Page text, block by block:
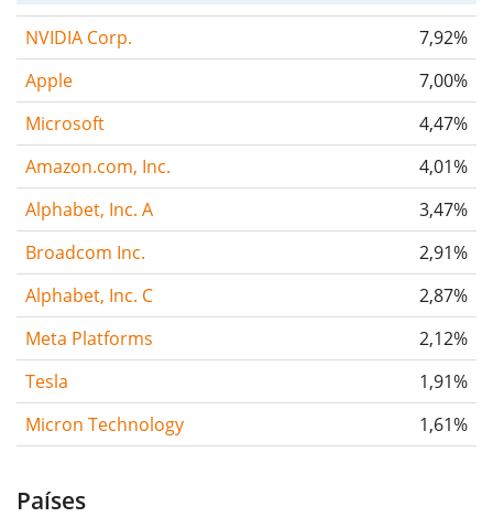
NVIDIA Corp.
7,92%
Apple
7,00%
Microsoft
4,47%
Amazon.com, Inc.
4,01%
Alphabet, Inc. A
3,47%
Broadcom Inc.
2,91%
Alphabet, Inc. C
2,87%
Meta Platforms
2,12%
Tesla
1,91%
Micron Technology
1,61%
Países